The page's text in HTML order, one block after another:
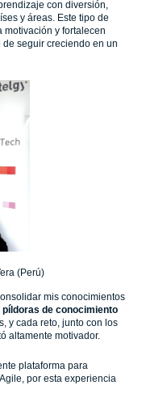
con diversión,
y áreas. Este tipo de
y fortalecen
seguir creciendo en un
(Perú)
mis conocimientos
píldoras de conocimiento
y cada reto, junto con los
altamente motivador.
plataforma para
por esta experiencia